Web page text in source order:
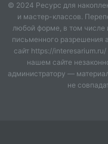
главного цветом/
конспектирование
периоду «Русь в
Технические
· Форматы
форматах:
· PPТX - для
© 2024 Ресурс для
и мастер-классов.
любой форме, в том
письменного разрешения
сайт https://
нашем сайте
администратору —
не